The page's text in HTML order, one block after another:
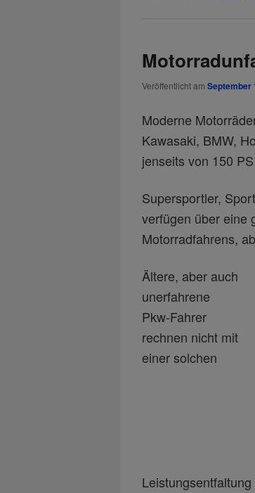
Veröffentlicht am September
Moderne
Kawasaki, BMW,
jenseits von 150
Supersportler,
verfügen über eine
Motorradfahrens,
Ältere, aber auch
unerfahrene
Pkw-Fahrer
rechnen nicht mit
einer solchen